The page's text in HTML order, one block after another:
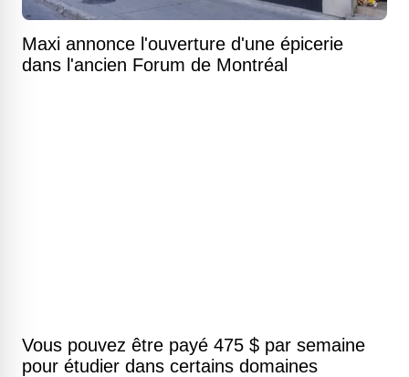
Maxi annonce l'ouverture d'une épicerie
dans l'ancien Forum de Montréal
Vous pouvez être payé 475 $ par semaine
pour étudier dans certains domaines